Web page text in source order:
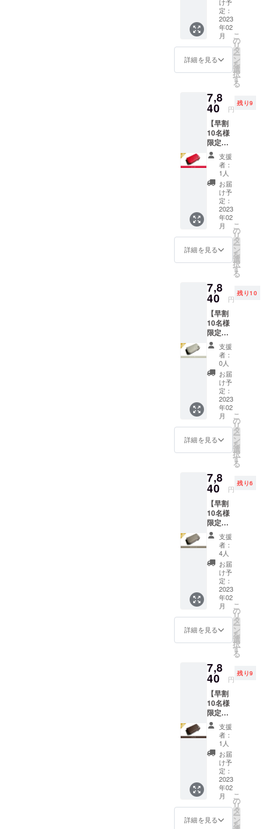
予定価
格9,800
円(送
料、消
費税込
み)の
20%off
寸法:
H6.1×D
2.4cm
革 :ア
ドリア
(イタリ
ア産牛
革) 生
産:日本
定：
2023
年02
月
詳細を見る
こ
の
リ
タ
ー
ン
を
選
択
す
る
7,8
40 円
残り9
【早割
10名様
限定】
Kururi
2.0(レッ
ド)を1
点 一般
販売予
定価格
9,800円
(送料、
消費税
込み)の
20%off
寸法:
W10.8×
2.4cm
革 :ア
ドリア
(イタリ
ア産牛
革) 生
産:日本
支援
者：
1人
お届
け予
定：
2023
年02
月
詳細を見る
こ
の
リ
タ
ー
ン
を
選
択
す
る
7,8
40 円
残り10
【早割
10名様
限定】
Kururi
2.0(ライ
トグ
レー)を
1点 一
般販売
予定価
格9,800
円(送
料、消
費税込
み)の
20%off
W10.8×
H6.1×D
2.4cm
革 :ア
ドリア
(イタリ
ア産牛
革) 生
産:日本
支援
者：
0人
お届
け予
定：
2023
年02
月
詳細を見る
こ
の
リ
タ
ー
ン
を
選
択
す
る
7,8
40 円
残り6
【早割
10名様
限定】
Kururi
2.0(チャ
コール)
を1点
一般販
売予定
価格
9,800円
(送料、
消費税
込み)の
20%off
寸法:
H6.1×D
2.4cm
革 :ア
ドリア
(イタリ
ア産牛
革) 生
産:日本
支援
者：
4人
お届
け予
定：
2023
年02
月
詳細を見る
こ
の
リ
タ
ー
ン
を
選
択
す
る
7,8
40 円
残り9
【早割
10名様
限定】
Kururi
2.0(チョ
コ)を1
点 一般
販売予
定価格
9,800円
(送料、
消費税
込み)の
20%off
支援
者：
1人
お届
け予
定：
2023
年02
月
詳細を見る
こ
の
リ
タ
ー
ン
を